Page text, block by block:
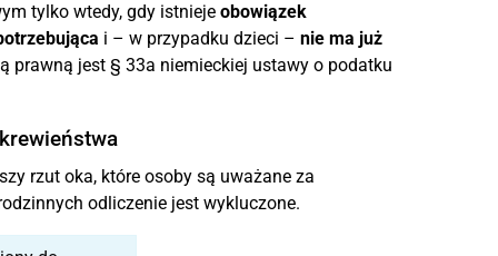
tylko wtedy, gdy istnieje obowiązek
i – w przypadku dzieci – nie ma już
prawną jest § 33a niemieckiej ustawy o podatku
rzut oka, które osoby są uważane za
odliczenie jest wykluczone.